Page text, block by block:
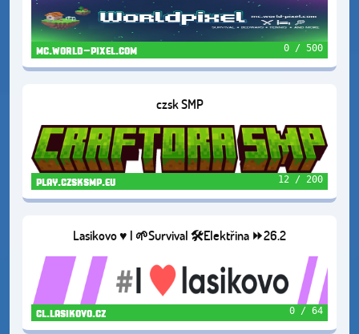
mc.world-pixel.com 0 / 500
czsk SMP
play.czsksmp.eu 12 / 200
Lasikovo ♥️ | 🌱Survival 🛠️Elektřina ⏩26.2
cl.lasikovo.cz 0 / 64